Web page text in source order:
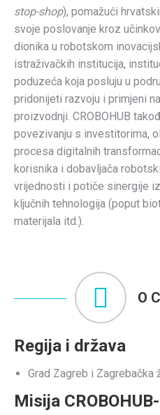
stop-shop), pomažući
svoje poslovanje kroz
dionika u robotskom
istraživačkih institucija,
poduzeća koja posluju u
pridonijeti razvoju i primjeni
proizvodnji. CROBOHUB
povezivanju s investitorima,
procesa digitalnih
korisnika i dobavljača
vrijednosti i potiče sinergije
ključnih tehnologija (poput
materijala itd.).
O
Regija i država
Grad Zagreb i Zagrebačka
Misija